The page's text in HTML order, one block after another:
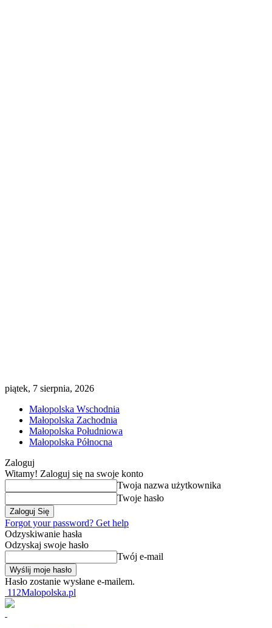
piątek, 7 sierpnia, 2026
Małopolska Wschodnia
Małopolska Zachodnia
Małopolska Południowa
Małopolska Północna
Zaloguj
Witamy! Zaloguj się na swoje konto
Twoja nazwa użytkownika
Twoje hasło
Forgot your password? Get help
Odzyskiwanie hasła
Odzyskaj swoje hasło
Twój e-mail
Hasło zostanie wysłane e-mailem.
112Malopolska.pl